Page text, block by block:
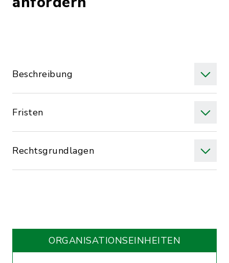
Beschreibung
Fristen
Rechtsgrundlagen
ORGANISATIONS­EINHEITEN